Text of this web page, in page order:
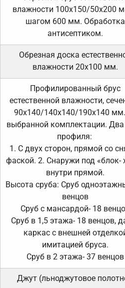
влажности 100х150/50х200
шагом 600 мм. Обработка
антисептиком.
Обрезная доска
влажности 20х100 мм.
Профилированный брус
естественной влажности,
90х140/140х140/190х140
выбранной комплектации.
профиля:
1. С двух сторон, прямой со
фаской. 2. Снаружи под «блок-
внутри прямой.
Высота сруба: Сруб
венцов
Сруб с мансардой- 18
Сруб в 1,5 этажа- 18 венцов,
каркас с внешней
имитацией бруса.
Сруб в 2 этажа- 37 венцов
Джут (льноджутовое